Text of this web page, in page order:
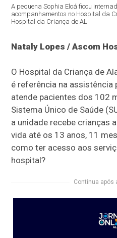
A pequena Sophia Eloá ficou
acompanhamentos no Hospital da
Hospital da Criança de AL
Nataly Lopes / Ascom
O Hospital da Criança de
é referência na assistência
atende pacientes dos 102
Sistema Único de Saúde
a unidade recebe crianças
vida até os 13 anos, 11
como ter acesso aos
hospital?
Continua após